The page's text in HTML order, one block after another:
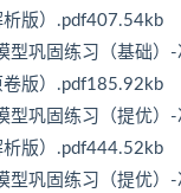
析版）.pdf407.54kb
型巩固练习（基础）
卷版）.pdf185.92kb
型巩固练习（提优）
析版）.pdf444.52kb
型巩固练习（提优）